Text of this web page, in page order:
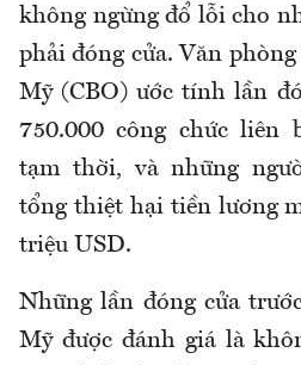
không ngừng đổ lỗi cho
phải đóng cửa. Văn
Mỹ (CBO) ước tính lần
750.000 công chức liên
tạm thời, và những
tổng thiệt hại tiền lương
triệu USD.
Những lần đóng cửa
Mỹ được đánh giá là